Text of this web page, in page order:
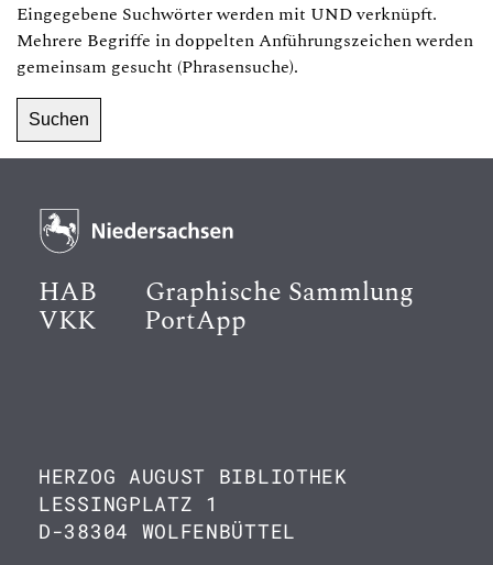
Eingegebene Suchwörter werden mit UND verknüpft.
Mehrere Begriffe in doppelten Anführungszeichen werden
gemeinsam gesucht (Phrasensuche).
HAB Graphische Sammlung
VKK PortApp
HERZOG AUGUST BIBLIOTHEK
LESSINGPLATZ 1
D-38304 WOLFENBÜTTEL